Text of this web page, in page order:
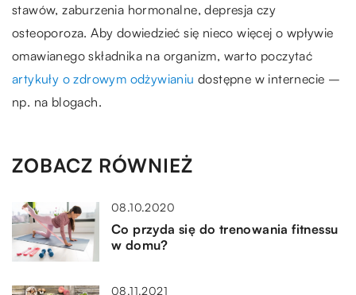
stawów, zaburzenia hormonalne, depresja czy
osteoporoza. Aby dowiedzieć się nieco więcej o wpływie
omawianego składnika na organizm, warto poczytać
artykuły o zdrowym odżywianiu dostępne w internecie –
np. na blogach.
ZOBACZ RÓWNIEŻ
08.10.2020
Co przyda się do trenowania fitnessu
w domu?
08.11.2021